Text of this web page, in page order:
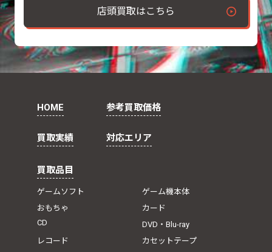
店頭買取はこちら
HOME 参考買取価格
買取実績 対応エリア
買取品目
ゲームソフト
ゲーム機本体
おもちゃ
カード
CD
DVD・Blu-ray
レコード
カセットテープ